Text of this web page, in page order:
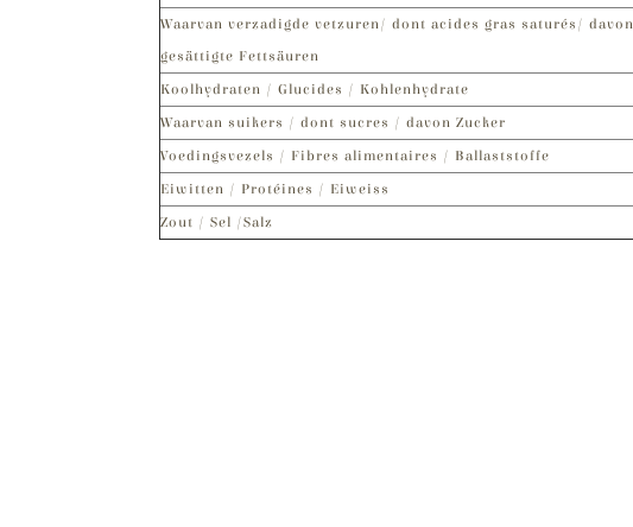
Waarvan verzadigde vetzuren/ dont acides gras saturés/ davon
gesättigte Fettsäuren
Koolhydraten / Glucides / Kohlenhydrate
Waarvan suikers / dont sucres / davon Zucker
Voedingsvezels / Fibres alimentaires / Ballaststoffe
Eiwitten / Protéines / Eiweiss
Zout / Sel /Salz